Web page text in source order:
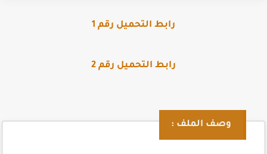
رابط التحميل رقم 1
رابط التحميل رقم 2
وصف الملف :